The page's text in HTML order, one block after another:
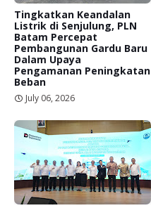
Tingkatkan Keandalan
Listrik di Senjulung, PLN
Batam Percepat
Pembangunan Gardu Baru
Dalam Upaya
Pengamanan Peningkatan
Beban
July 06, 2026